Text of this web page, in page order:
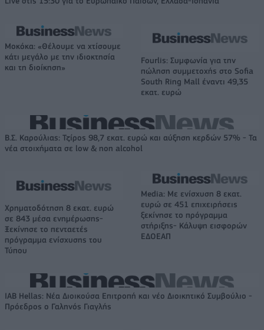
Μοκόκα: «Θέλουμε να χτίσουμε
κάτι μεγάλο με την ιδιοκτησία
και τη διοίκηση»
Fourlis: Συμφωνία για την
πώληση συμμετοχής στο Sofia
South Ring Mall έναντι 49,35
εκατ. ευρώ
Β.Σ. Καρούλιας: Τζίρος 98,7 εκατ. ευρώ και αύξηση κερδών 57% - Τα
νέα στοιχήματα σε low & non alcohol
Χρηματοδότηση 8 εκατ. ευρώ
σε 843 μέσα ενημέρωσης-
Ξεκίνησε το πενταετές
πρόγραμμα ενίσχυσης του
Τύπου
Media: Με ενίσχυση 8 εκατ.
ευρώ σε 451 επιχειρήσεις
ξεκίνησε το πρόγραμμα
στήριξης- Κάλυψη εισφορών
ΕΔΟΕΑΠ
IAB Hellas: Νέα Διοικούσα Επιτροπή και νέο Διοικητικό Συμβούλιο -
Πρόεδρος ο Γαληνός Γιαγλής